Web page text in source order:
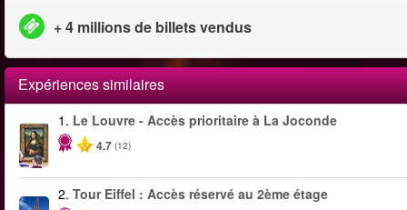
+ 4 millions de billets vendus
Expériences similaires
1. Le Louvre - Accès prioritaire à La Joconde
4.7 (12)
2. Tour Eiffel : Accès réservé au 2ème étage